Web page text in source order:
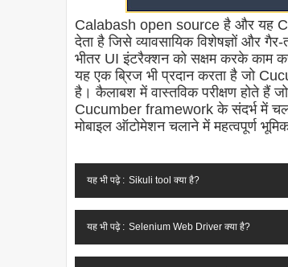
Calabash open source है और यह
देता है जिसे व्यावसायिक विशेषज्ञों और
भीतर UI इंटरैक्शन को सक्षम करके काम
यह एक ब्रिज भी प्रदान करता है जो
है। कैलाबश में वास्तविक परीक्षण होते हैं
Cucumber framework के संदर्भ में
मोबाइल ऑटोमेशन चलाने में महत्वपूर्ण
यह भी पढ़े : Sikuli tool क्या है?
यह भी पढ़े : Selenium Web Driver क्या है?